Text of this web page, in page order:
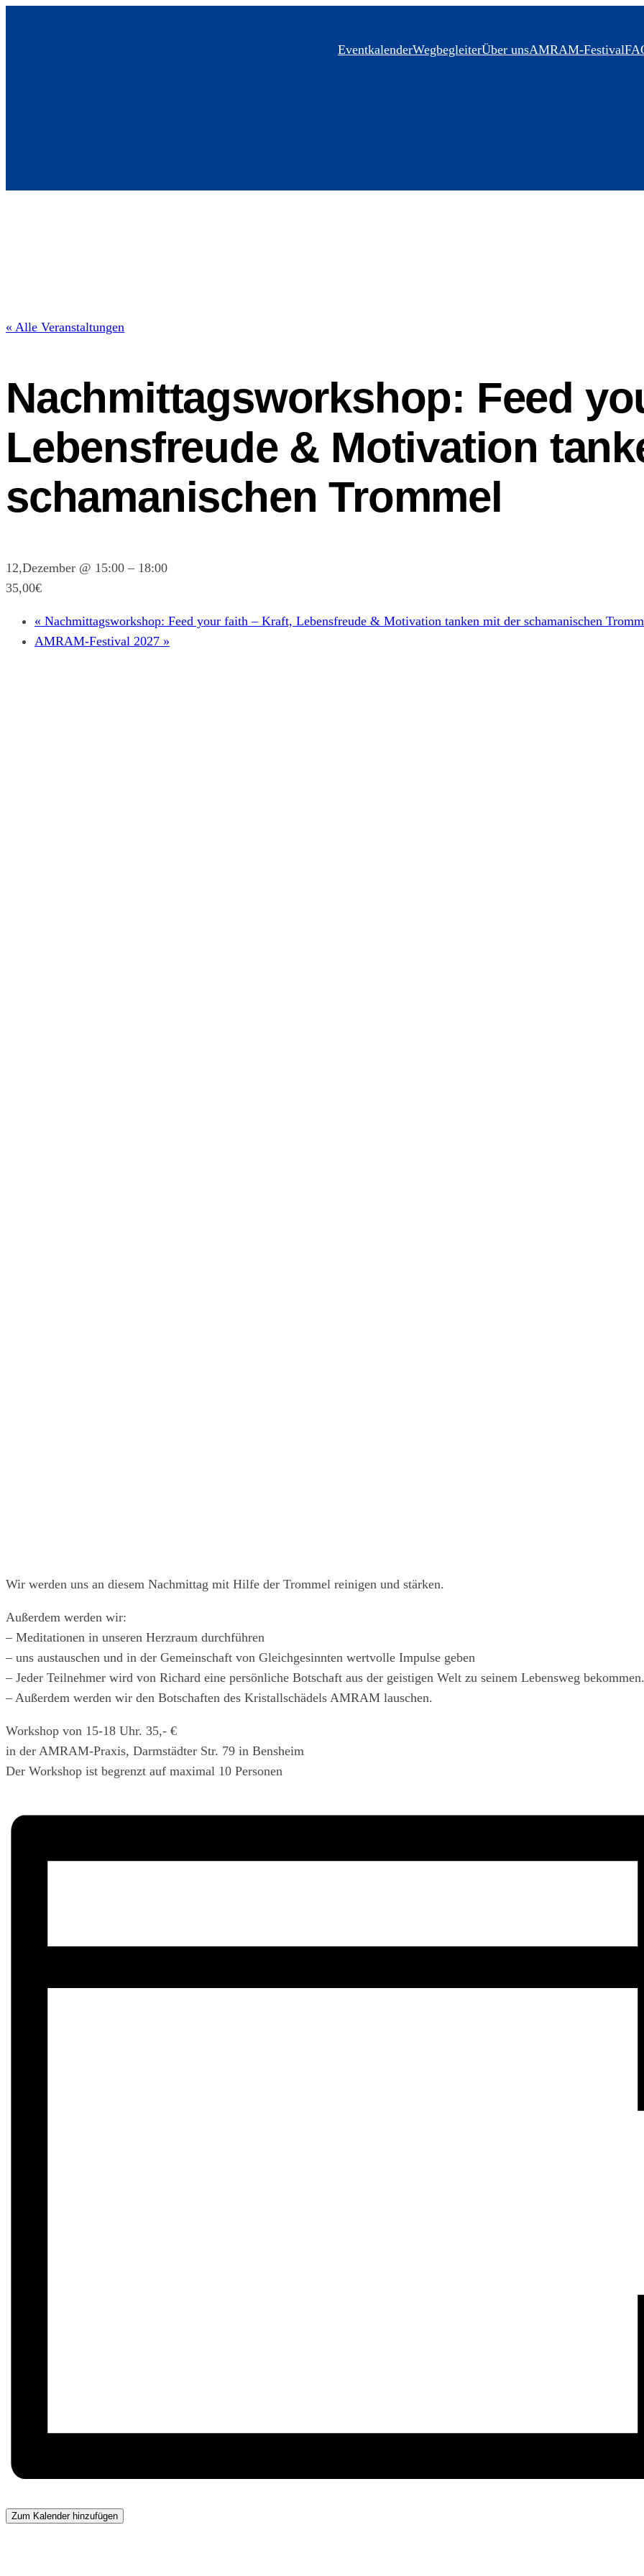
EventkalenderWegbegleiterÜber unsAMRAM-Festival
« Alle Veranstaltungen
Nachmittagsworkshop: Feed
Lebensfreude & Motivation
schamanischen Trommel
12,Dezember @ 15:00 – 18:00
35,00€
« Nachmittagsworkshop: Feed your faith – Kraft, Lebensfreude & Motivation tanken mit der schamanischen
AMRAM-Festival 2027 »
Wir werden uns an diesem Nachmittag mit Hilfe der Trommel reinigen und stärken.
Außerdem werden wir:
– Meditationen in unseren Herzraum durchführen
– uns austauschen und in der Gemeinschaft von Gleichgesinnten wertvolle Impulse geben
– Jeder Teilnehmer wird von Richard eine persönliche Botschaft aus der geistigen Welt zu seinem Lebensweg bekommen.
– Außerdem werden wir den Botschaften des Kristallschädels AMRAM lauschen.
Workshop von 15-18 Uhr. 35,- €
in der AMRAM-Praxis, Darmstädter Str. 79 in Bensheim
Der Workshop ist begrenzt auf maximal 10 Personen
Zum Kalender hinzufügen